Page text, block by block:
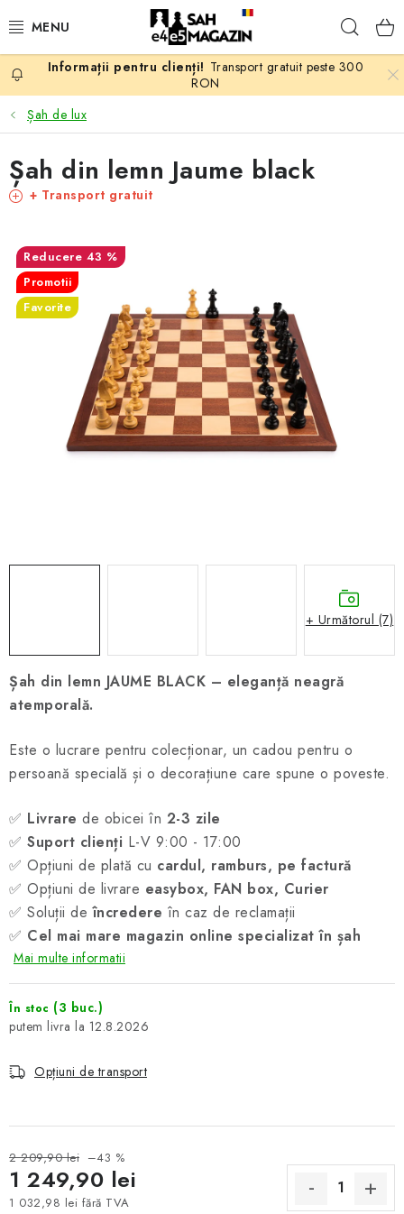
PROMOTII
ȘAH
PIESE DE ȘAH
CEAS DE ȘAH
CĂRȚI DE ȘAH
ANTICARIAT
ȘAH ONLINE
MERCH ȘAH
Transport gratuit peste 300
RON
Șah de lux
Șah din lemn JAUME BLACK – eleganță neagră
atemporală.
Este o lucrare pentru colecționar, un cadou pentru o
persoană specială și o decorațiune care spune o poveste.
✅ Livrare de obicei în 2-3 zile
✅ Suport clienți L-V 9:00 - 17:00
✅ Opțiuni de plată cu cardul, ramburs, pe factură
✅ Opțiuni de livrare easybox, FAN box, Curier
✅ Soluții deîncredere în caz de reclamații
✅ Cel mai mare magazin online specializat în șah
Mai multe informatii
În stoc (3 buc.)
12.8.2026
Opțiuni de transport
2 209,90 lei –43 %
1 249,90 lei
1 032,98 lei fără TVA
Șah din lemn Jaume black
+ Transport gratuit
43 %
Promotii
Favorite
+ Următorul (7)